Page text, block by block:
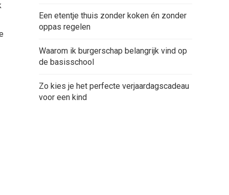
Een etentje thuis zonder koken én zonder
oppas regelen
Waarom ik burgerschap belangrijk vind op
de basisschool
Zo kies je het perfecte verjaardagscadeau
voor een kind